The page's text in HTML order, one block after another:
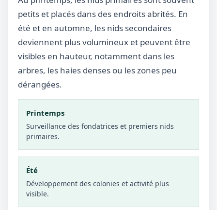
petits et placés dans des endroits abrités. En
été et en automne, les nids secondaires
deviennent plus volumineux et peuvent être
visibles en hauteur, notamment dans les
arbres, les haies denses ou les zones peu
dérangées.
Printemps
Surveillance des fondatrices et premiers nids
primaires.
Été
Développement des colonies et activité plus
visible.